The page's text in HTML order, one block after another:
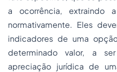
a ocorrência, extraindo
normativamente. Eles
indicadores de uma
determinado valor, a
apreciação jurídica de